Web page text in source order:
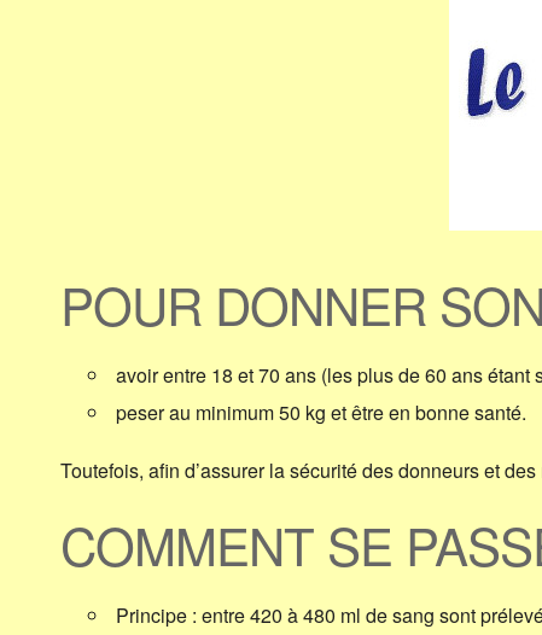
POUR DONNER
avoir entre 18 et 70 ans (les plus de 60 ans étant
peser au minimum 50 kg et être en bonne santé.
Toutefois, afin d’assurer la sécurité des donneurs et
COMMENT SE
Principe : entre 420 à 480 ml de sang sont